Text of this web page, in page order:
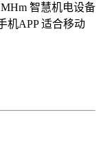
智慧机电设备
机APP 适合移动